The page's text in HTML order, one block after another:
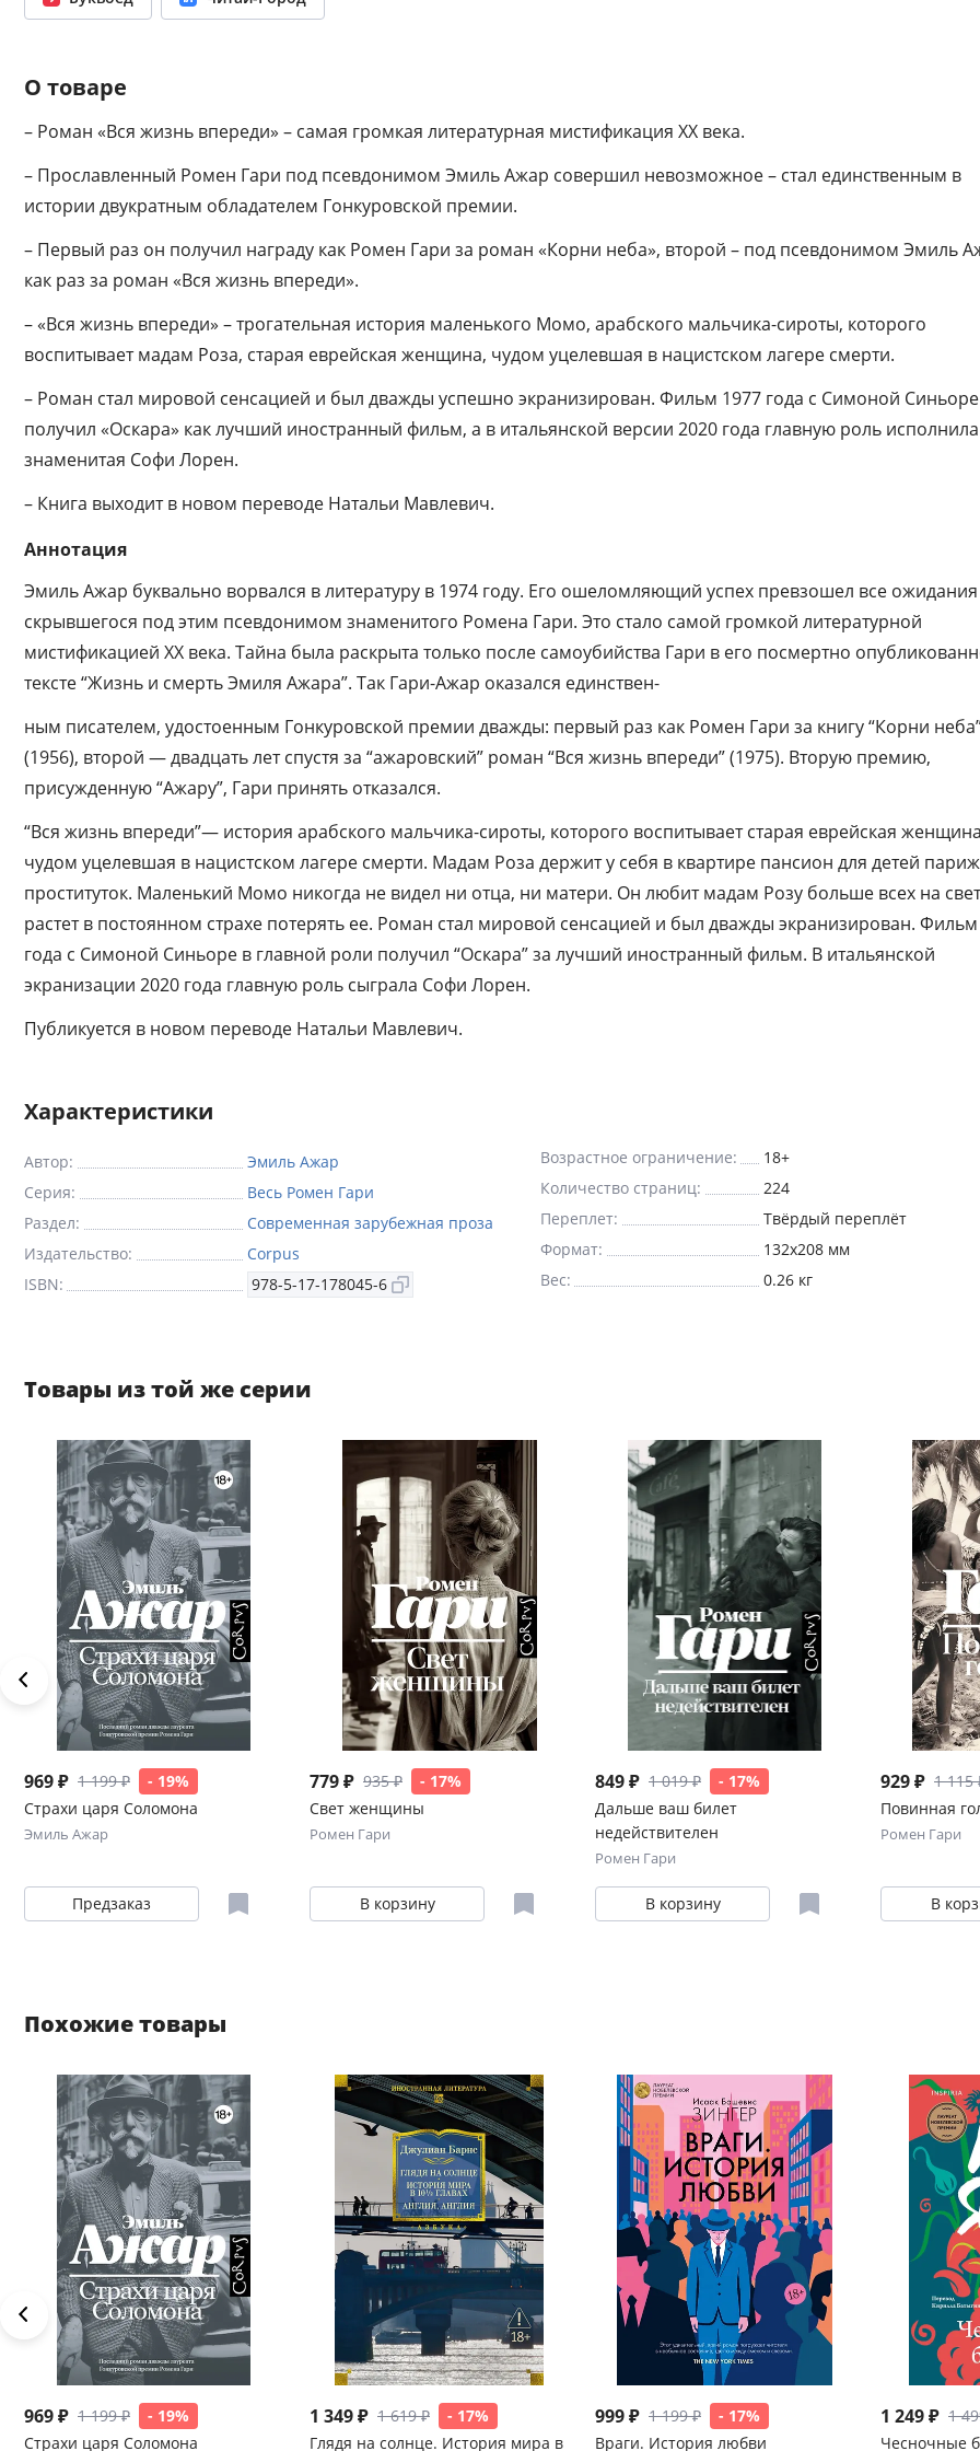
О товаре
– Роман «Вся жизнь впереди» – самая громкая литературная мистификация XX века.
– Прославленный Ромен Гари под псевдонимом Эмиль Ажар совершил невозможное – стал единственным в
истории двукратным обладателем Гонкуровской премии.
– Первый раз он получил награду как Ромен Гари за роман «Корни неба», второй – под псевдонимом Эмиль
как раз за роман «Вся жизнь впереди».
– «Вся жизнь впереди» – трогательная история маленького Момо, арабского мальчика-сироты, которого
воспитывает мадам Роза, старая еврейская женщина, чудом уцелевшая в нацистском лагере смерти.
– Роман стал мировой сенсацией и был дважды успешно экранизирован. Фильм 1977 года с Симоной Синьоре
получил «Оскара» как лучший иностранный фильм, а в итальянской версии 2020 года главную роль исполнила
знаменитая Софи Лорен.
– Книга выходит в новом переводе Натальи Мавлевич.
Аннотация
Эмиль Ажар буквально ворвался в литературу в 1974 году. Его ошеломляющий успех превзошел все ожидания
скрывшегося под этим псевдонимом знаменитого Ромена Гари. Это стало самой громкой литературной
мистификацией ХХ века. Тайна была раскрыта только после самоубийства Гари в его посмертно
тексте “Жизнь и смерть Эмиля Ажара”. Так Гари-Ажар оказался единствен-
ным писателем, удостоенным Гонкуровской премии дважды: первый раз как Ромен Гари за книгу “Корни
(1956), второй — двадцать лет спустя за “ажаровский” роман “Вся жизнь впереди” (1975). Вторую премию,
присужденную “Ажару”, Гари принять отказался.
“Вся жизнь впереди”— история арабского мальчика-сироты, которого воспитывает старая еврейская
чудом уцелевшая в нацистском лагере смерти. Мадам Роза держит у себя в квартире пансион для детей
проституток. Маленький Момо никогда не видел ни отца, ни матери. Он любит мадам Розу больше всех на
растет в постоянном страхе потерять ее. Роман стал мировой сенсацией и был дважды экранизирован.
года с Симоной Синьоре в главной роли получил “Оскара” за лучший иностранный фильм. В итальянской
экранизации 2020 года главную роль сыграла Софи Лорен.
Публикуется в новом переводе Натальи Мавлевич.
Характеристики
Автор:
Эмиль Ажар
Серия:
Весь Ромен Гари
Раздел:
Современная зарубежная проза
Издательство:
Corpus
ISBN:
978-5-17-178045-6
Возрастное ограничение:
18+
Количество страниц:
224
Переплет:
Твёрдый переплёт
Формат:
132x208 мм
Вес:
0.26 кг
Товары из той же серии
969 ₽ 1 199 ₽
- 19%
Страхи царя Соломона
Эмиль Ажар
Предзаказ
779 ₽ 935 ₽
- 17%
Свет женщины
Ромен Гари
В корзину
849 ₽ 1 019 ₽
- 17%
Дальше ваш билет
недействителен
Ромен Гари
В корзину
929 ₽ 1 115
Повинная
Ромен Гари
В
Похожие товары
969 ₽ 1 199 ₽
- 19%
Страхи царя Соломона
1 349 ₽ 1 619 ₽
- 17%
Глядя на солнце. История мира в
999 ₽ 1 199 ₽
- 17%
Враги. История любви
1 249 ₽ 1
Чесночные